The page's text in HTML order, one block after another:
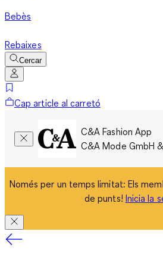
Bebès
Rebaixes
Cercar
Cap article al carretó
C&A Fashion App
C&A Mode GmbH
Només per un temps limitat: Els
de punts! Inicia la